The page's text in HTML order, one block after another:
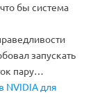
бы система
запускать
пару…
NVIDIA для